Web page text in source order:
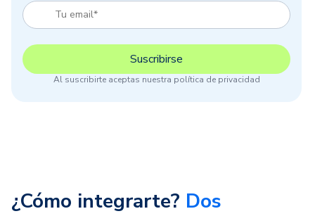
Al suscribirte aceptas nuestra política de privacidad
¿Cómo integrarte? Dos